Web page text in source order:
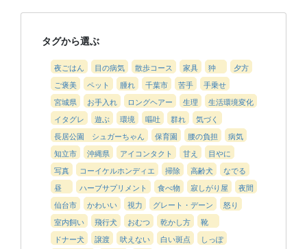
タグから選ぶ
夜ごはん 目の病気 散歩コース 家具 狆
夕方
ご褒美
ペット 腫れ 千葉市 苦手
手乗せ
宮城県
お手入れ ロングヘアー 生理
生活環境変化
イタグレ
遊ぶ 環境 嘔吐 群れ
気づく
長居公園 シュガーちゃん
保育園 腰の負担
病気
知立市
沖縄県 アイコンタクト 甘え
目やに
写真
コーイケルホンディエ 掃除 高齢犬
なでる
昼
ハーブサプリメント 食べ物 寂しがり屋
夜間
仙台市
かわいい 視力 グレート・デーン
怒り
室内飼い
飛行犬 おむつ 乾かし方
靴
ドナー犬
譲渡 吠えない 白い斑点
しっぽ